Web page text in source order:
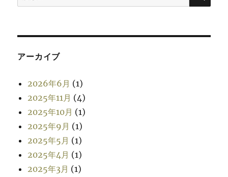
索:
アーカイブ
2026年6月 (1)
2025年11月 (4)
2025年10月 (1)
2025年9月 (1)
2025年5月 (1)
2025年4月 (1)
2025年3月 (1)